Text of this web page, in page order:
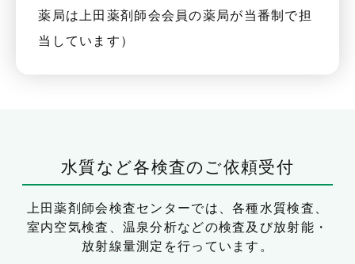
薬局は上田薬剤師会会員の薬局が当番制で担
当しています）
水質など各検査のご依頼受付
上田薬剤師会検査センターでは、各種水質検査、
室内空気検査、温泉分析などの検査及び放射能・
放射線量測定を行っています。